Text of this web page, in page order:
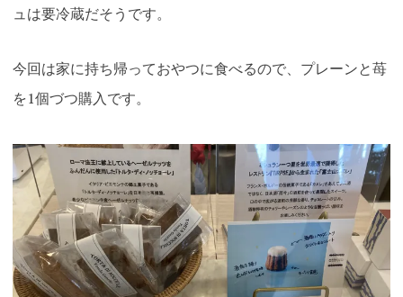
ュは要冷蔵だそうです。
今回は家に持ち帰っておやつに食べるので、プレーンと苺
を1個づつ購入です。